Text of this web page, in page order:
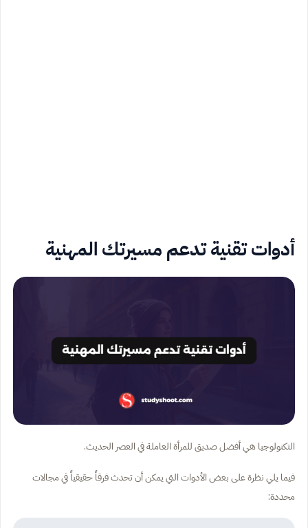
أدوات تقنية تدعم مسيرتك المهنية
التكنولوجيا هي أفضل صديق للمرأة العاملة في العصر الحديث.
فيما يلي نظرة على بعض الأدوات التي يمكن أن تحدث فرقاً حقيقياً في مجالات
محددة: